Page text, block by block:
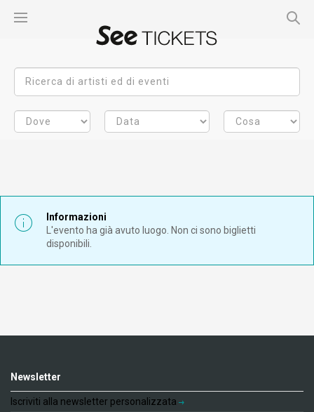
Informazioni
L'evento ha già avuto luogo. Non ci sono biglietti
disponibili.
Newsletter
Iscriviti alla newsletter personalizzata